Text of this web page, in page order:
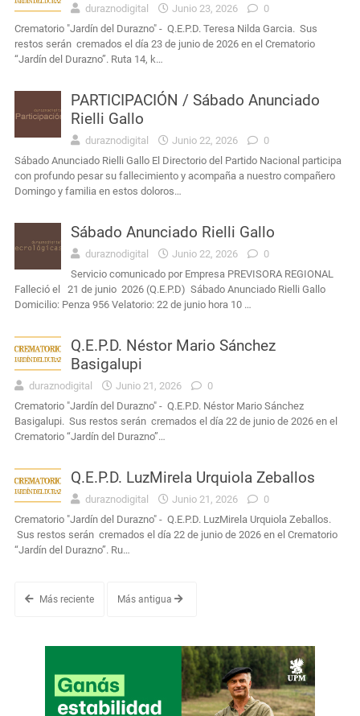
duraznodigital Junio 23, 2026
0
Crematorio "Jardín del Durazno" - Q.E.P.D. Teresa Nilda Garcia. Sus
restos serán cremados el día 23 de junio de 2026 en el Crematorio
“Jardín del Durazno”. Ruta 14, k…
PARTICIPACIÓN / Sábado Anunciado
Rielli Gallo
duraznodigital Junio 22, 2026
0
Sábado Anunciado Rielli Gallo El Directorio del Partido Nacional participa
con profundo pesar su fallecimiento y acompaña a nuestro compañero
Domingo y familia en estos doloros…
Sábado Anunciado Rielli Gallo
duraznodigital Junio 22, 2026
0
Servicio comunicado por Empresa PREVISORA REGIONAL
Falleció el 21 de junio 2026 (Q.E.P.D) Sábado Anunciado Rielli Gallo
Domicilio: Penza 956 Velatorio: 22 de junio hora 10 …
Q.E.P.D. Néstor Mario Sánchez
Basigalupi
duraznodigital Junio 21, 2026
0
Crematorio "Jardín del Durazno" - Q.E.P.D. Néstor Mario Sánchez
Basigalupi. Sus restos serán cremados el día 22 de junio de 2026 en el
Crematorio “Jardín del Durazno”…
Q.E.P.D. LuzMirela Urquiola Zeballos
duraznodigital Junio 21, 2026
0
Crematorio "Jardín del Durazno" - Q.E.P.D. LuzMirela Urquiola Zeballos.
Sus restos serán cremados el día 22 de junio de 2026 en el Crematorio
“Jardín del Durazno”. Ru…
Más reciente Más antigua